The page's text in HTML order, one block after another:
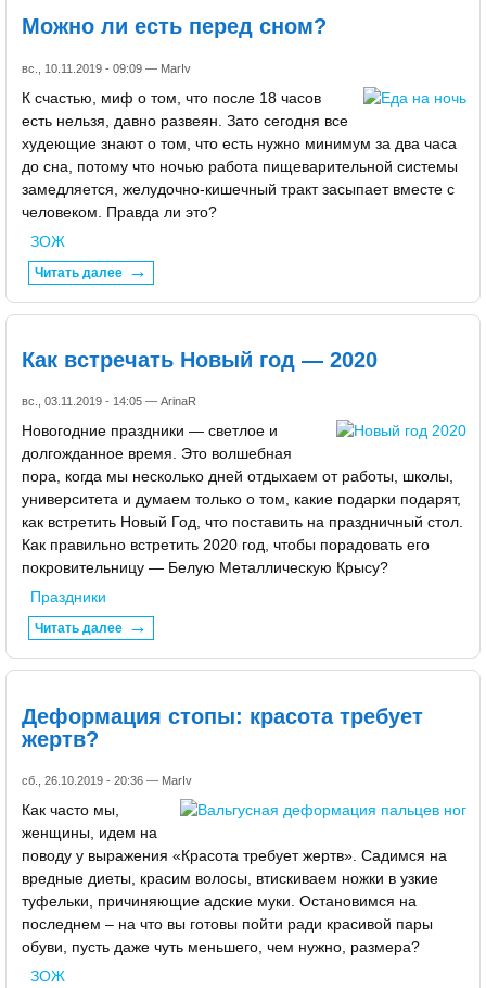
Можно ли есть перед сном?
вс., 10.11.2019 - 09:09 — MarIv
К счастью, миф о том, что после 18 часов
есть нельзя, давно развеян. Зато сегодня все
худеющие знают о том, что есть нужно минимум за два часа
до сна, потому что ночью работа пищеварительной системы
замедляется, желудочно-кишечный тракт засыпает вместе с
человеком. Правда ли это?
ЗОЖ
Читать далее
Как встречать Новый год — 2020
вс., 03.11.2019 - 14:05 — ArinaR
Новогодние праздники — светлое и
долгожданное время. Это волшебная
пора, когда мы несколько дней отдыхаем от работы, школы,
университета и думаем только о том, какие подарки подарят,
как встретить Новый Год, что поставить на праздничный стол.
Как правильно встретить 2020 год, чтобы порадовать его
покровительницу — Белую Металлическую Крысу?
Праздники
Читать далее
Деформация стопы: красота требует
жертв?
сб., 26.10.2019 - 20:36 — MarIv
Как часто мы,
женщины, идем на
поводу у выражения «Красота требует жертв». Садимся на
вредные диеты, красим волосы, втискиваем ножки в узкие
туфельки, причиняющие адские муки. Остановимся на
последнем – на что вы готовы пойти ради красивой пары
обуви, пусть даже чуть меньшего, чем нужно, размера?
ЗОЖ